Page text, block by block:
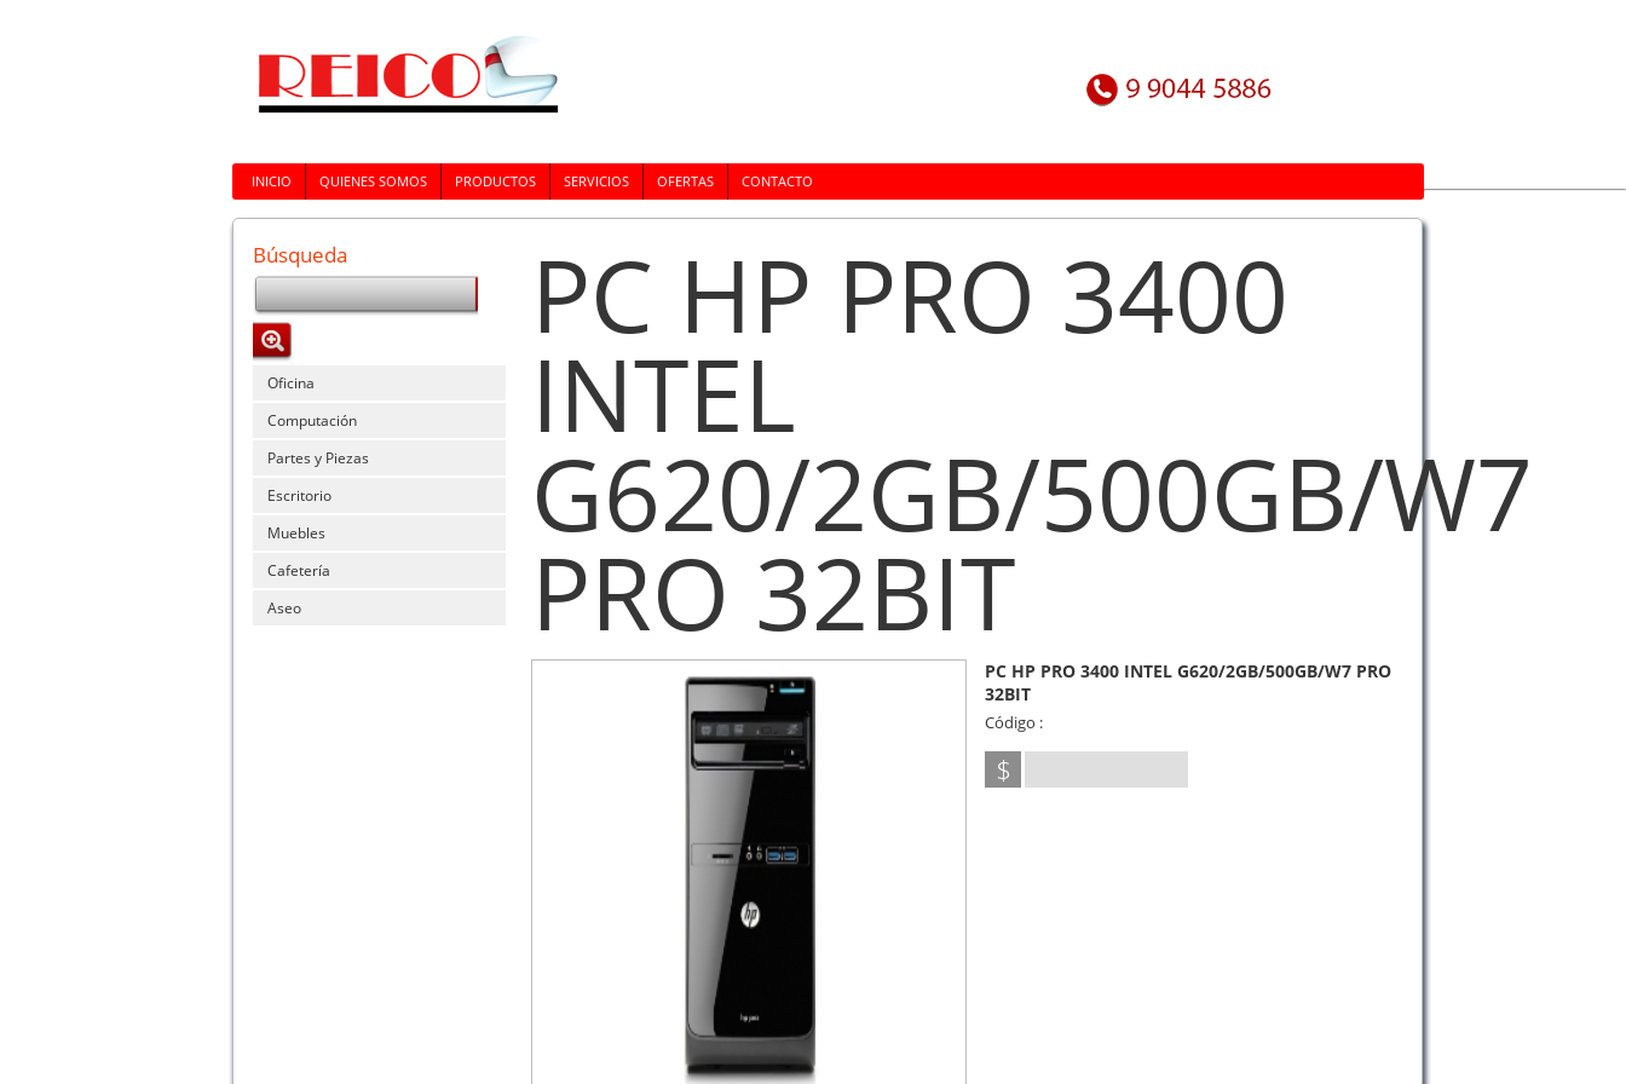
INICIO QUIENES SOMOS PRODUCTOS SERVICIOS OFERTAS CONTACTO
Búsqueda
Oficina
Computación
Partes y Piezas
Escritorio
Muebles
Cafetería
Aseo
PC HP PRO 3400
INTEL
G620/2GB/500GB/W7
PRO 32BIT
PC HP PRO 3400 INTEL G620/2GB/500GB/W7 PRO
32BIT
Código :
$